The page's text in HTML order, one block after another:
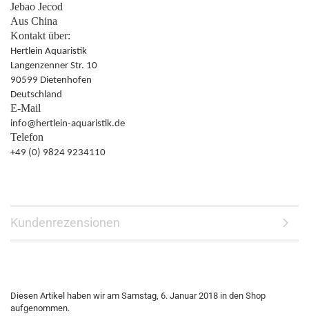
Jebao Jecod
Aus China
Kontakt über:
Hertlein Aquaristik
Langenzenner Str. 10
90599 Dietenhofen
Deutschland
E-Mail
info@hertlein-aquaristik.de
Telefon
+49 (0) 9824 9234110
Kundenrezensionen
Diesen Artikel haben wir am Samstag, 6. Januar 2018 in den Shop
aufgenommen.